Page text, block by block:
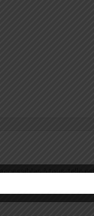
à tous, telle
et de la culture.